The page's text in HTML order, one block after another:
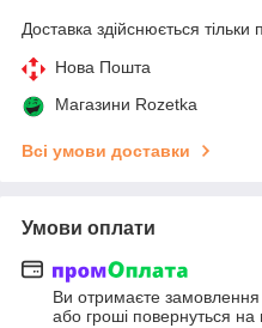
Доставка здійснюється тільки
Нова Пошта
Магазини Rozetka
Всі умови доставки
Умови оплати
Ви отримаєте замовлення
або гроші повернуться на